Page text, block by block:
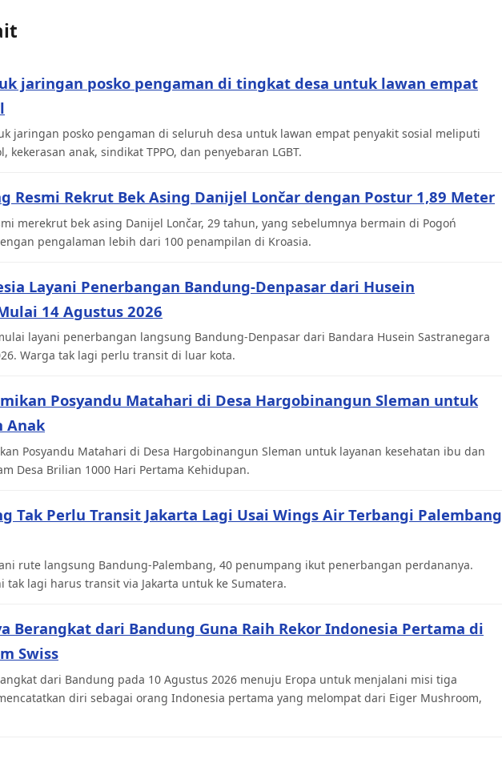
jaringan posko pengaman di tingkat desa untuk lawan empat
jaringan posko pengaman di seluruh desa untuk lawan empat penyakit sosial meliputi
kekerasan anak, sindikat TPPO, dan penyebaran LGBT.
Resmi Rekrut Bek Asing Danijel Lončar dengan Postur 1,89 Meter
merekrut bek asing Danijel Lončar, 29 tahun, yang sebelumnya bermain di Pogoń
pengalaman lebih dari 100 penampilan di Kroasia.
Layani Penerbangan Bandung-Denpasar dari Husein
14 Agustus 2026
layani penerbangan langsung Bandung-Denpasar dari Bandara Husein Sastranegara
Warga tak lagi perlu transit di luar kota.
Posyandu Matahari di Desa Hargobinangun Sleman untuk
Anak
Posyandu Matahari di Desa Hargobinangun Sleman untuk layanan kesehatan ibu dan
Desa Brilian 1000 Hari Pertama Kehidupan.
Tak Perlu Transit Jakarta Lagi Usai Wings Air Terbangi Palembang
rute langsung Bandung-Palembang, 40 penumpang ikut penerbangan perdananya.
tak lagi harus transit via Jakarta untuk ke Sumatera.
Berangkat dari Bandung Guna Raih Rekor Indonesia Pertama di
Swiss
dari Bandung pada 10 Agustus 2026 menuju Eropa untuk menjalani misi tiga
diri sebagai orang Indonesia pertama yang melompat dari Eiger Mushroom,